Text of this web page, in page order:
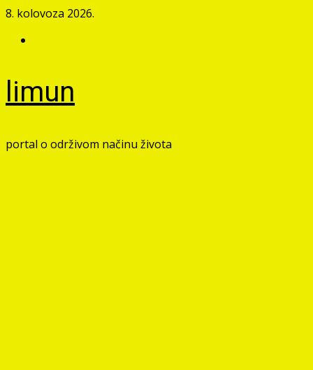
Skip
content
8. kolovoza 2026.
limun
portal o održivom načinu života